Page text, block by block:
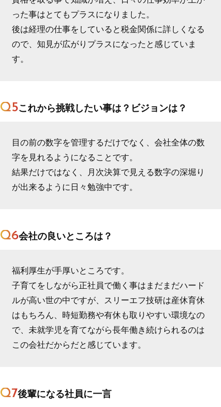
った事はとてもプラスになりました。
後は経理の仕事をしていると税金関係に詳しくなる
ので、知見が広がりプラスになったと感じていま
す。
Q5これから挑戦したい事は？ビジョンは？
目の前の数字を管理するだけでなく、会社全体の数
字を見れるようになることです。
結果だけではなく、月次決算で見える数字の深堀り
が出来るように日々勉強中です。
Q6会社の良いところは？
福利厚生が手厚いところです。
子育てをしながら正社員で働く事はまだまだハード
ルが高い世の中ですが、スリーエフ技研は産休育休
はもちろん、時短勤務や有休も取りやすい環境なの
で、未就学児を育てながら長年働き続けられるのは
この会社だからだと感じています。
Q7後輩になる社員に一言